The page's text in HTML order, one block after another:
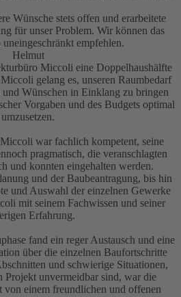
Wünsche stets offen und erarbeitete
für unser Problem. Wir können das
empfehlen.
Helmut
Miccoli eine Doppelhaushälfte
gelang es, unseren Raumbedarf
Wünschen in Einklang zu bringen
Vorgaben und des Budgets optimal
umzusetzen.
war fachlich kompetent, seine
pragmatisch, die veranschlagten
und konnten eingehalten werden.
und der Baubeantragung, bis hin
und Auswahl der einzelnen Gewerke
mit seinem Fachwissen und seiner
Erfahrung.
fand ein reger Austausch und eine
über die einzelnen Baufortschritte
und schwierige Situationen,
Projekt unvermeidbar sind, war die
von einem freundlichen und offenen